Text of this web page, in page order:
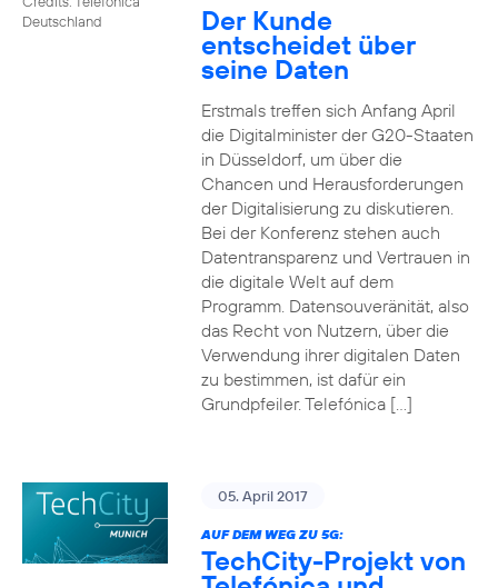
Deutschland
Der Kunde
entscheidet über
seine Daten
Erstmals treffen sich Anfang April
die Digitalminister der G20-Staaten
in Düsseldorf, um über die
Chancen und Herausforderungen
der Digitalisierung zu diskutieren.
Bei der Konferenz stehen auch
Datentransparenz und Vertrauen in
die digitale Welt auf dem
Programm. Datensouveränität, also
das Recht von Nutzern, über die
Verwendung ihrer digitalen Daten
zu bestimmen, ist dafür ein
Grundpfeiler. Telefónica […]
05. April 2017
AUF DEM WEG ZU 5G:
TechCity-Projekt von